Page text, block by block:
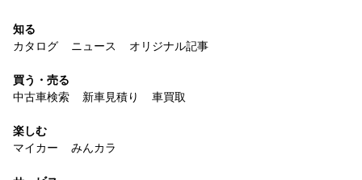
知る
カタログ
ニュース オリジナル記事
買う・売る
中古車検索
新車見積り 車買取
楽しむ
マイカー
みんカラ